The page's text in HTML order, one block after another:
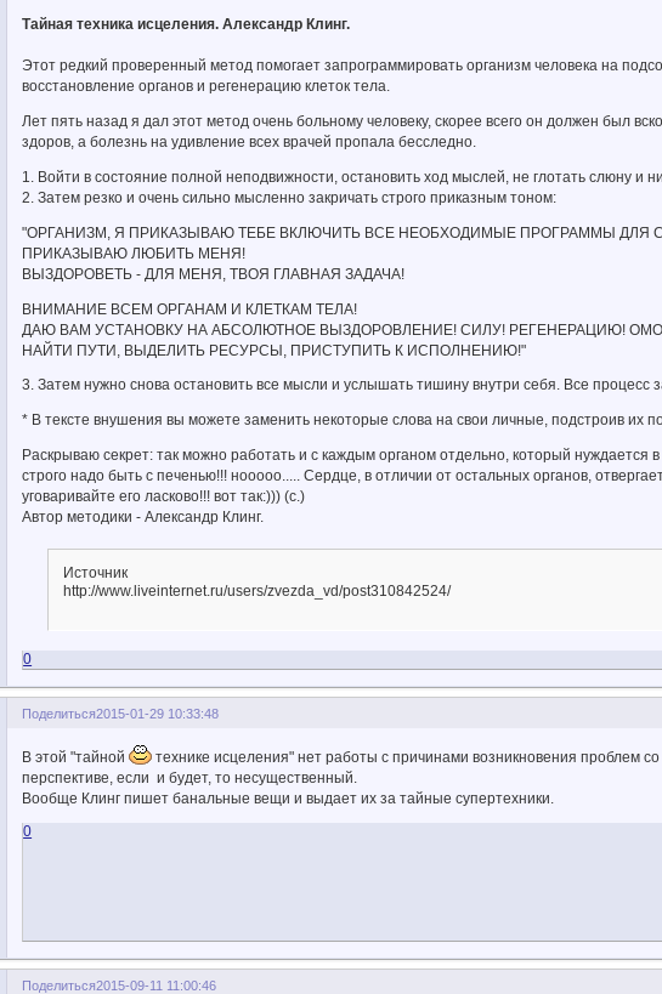
Тайная техника исцеления. Александр Клинг.
Этот редкий проверенный метод помогает запрограммировать организм человека на
восстановление органов и регенерацию клеток тела.
Лет пять назад я дал этот метод очень больному человеку, скорее всего он должен был
здоров, а болезнь на удивление всех врачей пропала бесследно.
1. Войти в состояние полной неподвижности, остановить ход мыслей, не глотать слюну и
2. Затем резко и очень сильно мысленно закричать строго приказным тоном:
"ОРГАНИЗМ, Я ПРИКАЗЫВАЮ ТЕБЕ ВКЛЮЧИТЬ ВСЕ НЕОБХОДИМЫЕ ПРОГРАММЫ ДЛЯ
ПРИКАЗЫВАЮ ЛЮБИТЬ МЕНЯ!
ВЫЗДОРОВЕТЬ - ДЛЯ МЕНЯ, ТВОЯ ГЛАВНАЯ ЗАДАЧА!
ВНИМАНИЕ ВСЕМ ОРГАНАМ И КЛЕТКАМ ТЕЛА!
ДАЮ ВАМ УСТАНОВКУ НА АБСОЛЮТНОЕ ВЫЗДОРОВЛЕНИЕ! СИЛУ! РЕГЕНЕРАЦИЮ!
НАЙТИ ПУТИ, ВЫДЕЛИТЬ РЕСУРСЫ, ПРИСТУПИТЬ К ИСПОЛНЕНИЮ!"
3. Затем нужно снова остановить все мысли и услышать тишину внутри себя. Все
* В тексте внушения вы можете заменить некоторые слова на свои личные, подстроив их
Раскрываю секрет: так можно работать и с каждым органом отдельно, который нуждается
строго надо быть с печенью!!! нооооо..... Сердце, в отличии от остальных органов,
уговаривайте его ласково!!! вот так:))) (с.)
Автор методики - Александр Клинг.
Источник
http://www.liveinternet.ru/users/zvezda_vd/post310842524/
0
Поделиться2015-01-29 10:33:48
В этой "тайной
технике исцеления" нет работы с причинами возникновения проблем
перспективе, если и будет, то несущественный.
Вообще Клинг пишет банальные вещи и выдает их за тайные супертехники.
0
Поделиться2015-09-11 11:00:46